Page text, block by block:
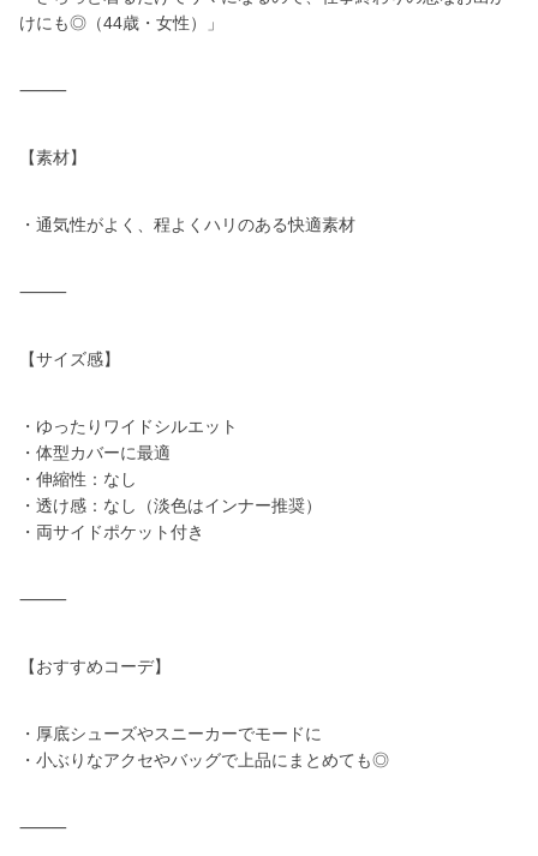
けにも◎（44歳・女性）」
⸻
【素材】
・通気性がよく、程よくハリのある快適素材
⸻
【サイズ感】
・ゆったりワイドシルエット
・体型カバーに最適
・伸縮性：なし
・透け感：なし（淡色はインナー推奨）
・両サイドポケット付き
⸻
【おすすめコーデ】
・厚底シューズやスニーカーでモードに
・小ぶりなアクセやバッグで上品にまとめても◎
⸻